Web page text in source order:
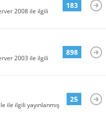
2008 ile ilgili
183
2003 ile ilgili
898
ile ilgili yayınlanmış
25